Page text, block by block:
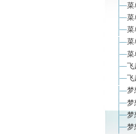
菜
菜
菜
菜
菜
飞
飞
梦
梦
梦
梦